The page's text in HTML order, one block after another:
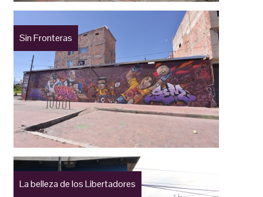
Sin Fronteras
La belleza de los Libertadores